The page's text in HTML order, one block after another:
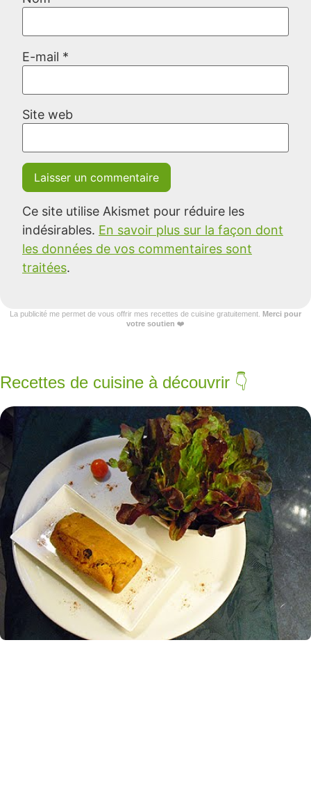
E-mail *
Site web
Ce site utilise Akismet pour réduire les
indésirables. En savoir plus sur la façon dont
les données de vos commentaires sont
traitées.
La publicité me permet de vous offrir mes recettes de cuisine gratuitement.
Merci pour
votre soutien ❤️
Recettes de cuisine à découvrir 👇